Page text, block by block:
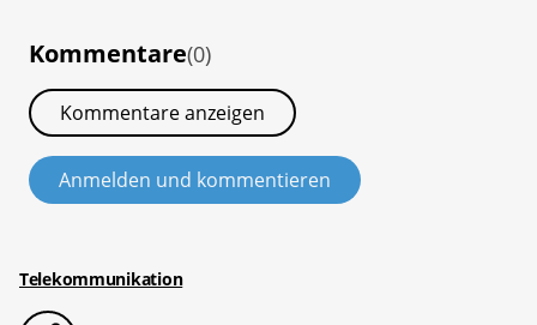
Kommentare(0)
Kommentare anzeigen
Anmelden und kommentieren
Telekommunikation